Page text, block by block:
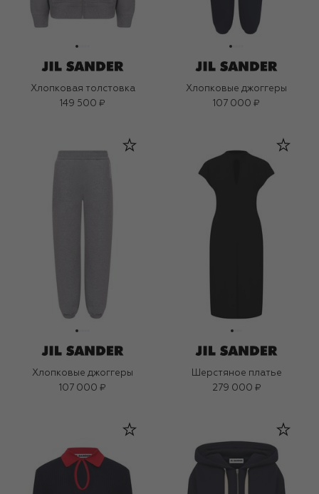
Хлопковая толстовка
149 500 ₽
Хлопковые джоггеры
107 000 ₽
Хлопковые джоггеры
107 000 ₽
Шерстяное платье
279 000 ₽